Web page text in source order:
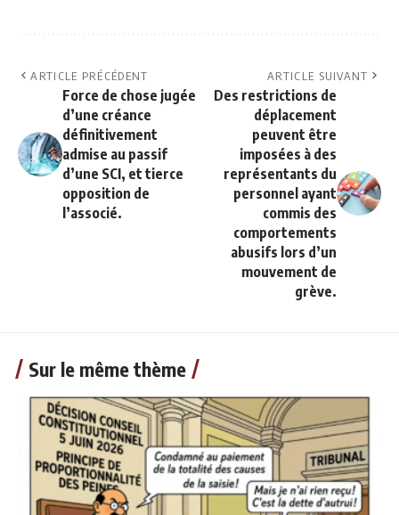
ARTICLE PRÉCÉDENT
Force de chose jugée
d’une créance
définitivement
admise au passif
d’une SCI, et tierce
opposition de
l’associé.
ARTICLE SUIVANT
Des restrictions de
déplacement
peuvent être
imposées à des
représentants du
personnel ayant
commis des
comportements
abusifs lors d’un
mouvement de
grève.
Sur le même thème